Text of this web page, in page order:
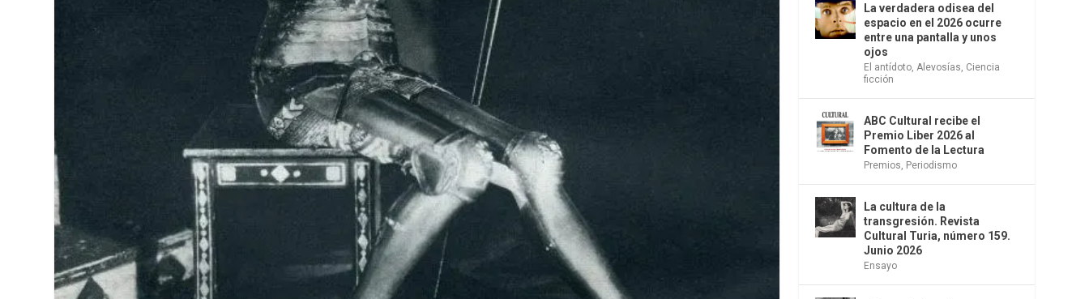
La verdadera odisea del
espacio en el 2026 ocurre
entre una pantalla y unos
ojos
El antídoto Alevosías Ciencia
ficción
ABC Cultural recibe el
Premio Liber 2026 al
Fomento de la Lectura
Premios Periodismo
La cultura de la
transgresión. Revista
Cultural Turia, número 159.
Junio 2026
Ensayo